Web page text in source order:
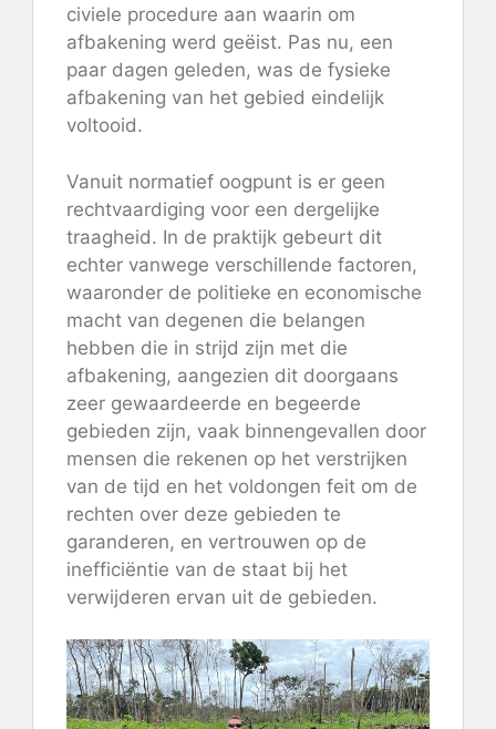
civiele procedure aan waarin om
afbakening werd geëist. Pas nu, een
paar dagen geleden, was de fysieke
afbakening van het gebied eindelijk
voltooid.
Vanuit normatief oogpunt is er geen
rechtvaardiging voor een dergelijke
traagheid. In de praktijk gebeurt dit
echter vanwege verschillende factoren,
waaronder de politieke en economische
macht van degenen die belangen
hebben die in strijd zijn met die
afbakening, aangezien dit doorgaans
zeer gewaardeerde en begeerde
gebieden zijn, vaak binnengevallen door
mensen die rekenen op het verstrijken
van de tijd en het voldongen feit om de
rechten over deze gebieden te
garanderen, en vertrouwen op de
inefficiëntie van de staat bij het
verwijderen ervan uit de gebieden.